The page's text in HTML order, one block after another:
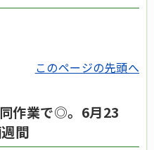
このページの先頭へ
作業で◎。6月23
間